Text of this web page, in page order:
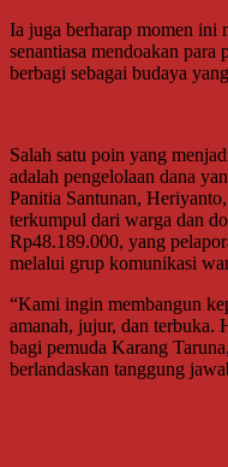
Ia juga berharap momen ini
senantiasa mendoakan para
berbagi sebagai budaya
Salah satu poin yang
adalah pengelolaan dana
Panitia Santunan,
terkumpul dari warga dan
Rp48.189.000, yang
melalui grup komunikasi
“Kami ingin membangun
amanah, jujur, dan terbuka.
bagi pemuda Karang
berlandaskan tanggung